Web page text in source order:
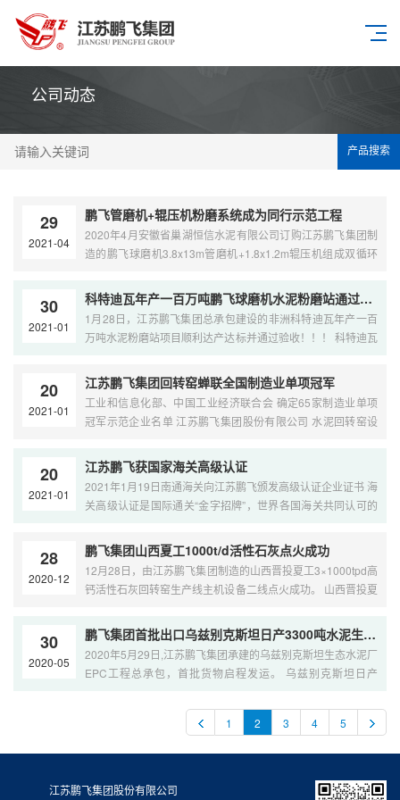
公司动态
产品搜索
29
2021-04
鹏飞管磨机+辊压机粉磨系统成为同行示范工程
2020年4月安徽省巢湖恒信水泥有限公司订购江苏鹏飞集团制
造的鹏飞球磨机3.8x13m管磨机+1.8x1.2m辊压机组成双循环
2021年3月粉磨系统42.5级水泥台产达到265吨/小时，52.5级
水泥台产达220吨/小时。同时，生产工艺稳定，水泥品质很
好，得到了同行专家的充分肯定，厂区环境极大提升，成为全
国水泥行业联合水泥球磨机+水泥辊压机粉磨节能减排的样
⑴在不外掺矿粉，生产PO42.5水泥时，粉磨台时产量为
265t/h，综合粉磨电耗20.1KWh/t； ⑵外掺加15%矿粉，生产
PO42.5水泥，系统台时产量可达305t/h，综合粉磨电耗低至
耗低至27.6KWh/t。 全国各地水泥粉磨行业领导及知名装备厂
家前来参观、学习、调研鹏飞球磨机水泥粉磨生产线络绎不
绝。 2021年3月21日河北武安市鼓山水泥有限公司魏忠明总经
理一行前来现场学习、参观、考察。 2021年3月23日江苏昆山
察。 2021年3月24日江阴绮星水泥有限公司刘德旗总经理一行
来现场学习、参观、调研。 2021年4月8日，巢湖市应急管理
局领导来现场视察，对生产现场车间卫生车间走线车间安全标
理及全国水泥协会粉磨分会副理事长周炳炎一行来现场学习调
研 2021年4月12日，合肥水泥设计研究院杨总一行来现场参
观、调研 2021年4月13日，安徽省巢湖市亿利达建材科技有限
2021年4月16日，四平金隅水泥有限公司孙总及其团队来现场
学习、参观。 鹏飞集团双闭路内循环半终粉磨新工艺具有流程
线的应用，也适用于老线系统的改造。江苏鹏飞与巢湖恒信精
诚合作，采用先进联合粉磨新技术，相互学习、共同提高，为
30
2021-01
科特迪瓦年产一百万吨鹏飞球磨机水泥粉磨站通过验收
1月28日，江苏鹏飞集团总承包建设的非洲科特迪瓦年产一百
万吨水泥粉磨站项目顺利达产达标并通过验收！！！ 科特迪瓦
迪瓦财政部长亲自剪彩揭牌 江苏鹏飞集团是全球工业窑炉和节
能粉磨设备出口基地，建材行业“一带一路”战略和“国际产能合
作”典范企业。具有装备研发、设备安装、工程调试、技术服务
等工程总承包能力，企业建有国家技术中心、研究生工作站等
制造业单项冠军示范企业。主要产品鹏飞回转窑、鹏飞球磨
机、石灰回转窑、红土镍矿回转窑、辊压机、烘干机、立式
磨、立式磨煤机、大型矿用球磨机、陶瓷球磨机、垃圾焚烧
口哈萨克斯坦、德国、阿尔及利亚、南非、巴西、日本等60多
个国家。 江苏鹏飞集团为全球用户提供长久技术支持和配件供
应，精心制造江苏鹏飞回转窑大齿轮、江苏鹏飞回转窑小齿
轮、江苏鹏飞回转窑托轮，江苏鹏飞回转窑合金衬瓦、江苏鹏
轮等全部江苏鹏飞回转窑配件、江苏鹏飞球磨机配件。 服务专
线：139-1285-1990 ....
20
2021-01
江苏鹏飞集团回转窑蝉联全国制造业单项冠军
工业和信息化部、中国工业经济联合会 确定65家制造业单项
冠军示范企业名单 江苏鹏飞集团股份有限公司 水泥回转窑设
部十三五规划品牌评价目录产品，鹏飞回转窑制造能力、规模
总量在行业排名前列。鹏飞同时实现回转窑在石灰回转窑，铁
矿回转窑、镍矿回转窑、锂矿等冶金回转窑，碳酸钙回转窑、
煤化工回转窑，环保回转窑、固废回转窑等多领域的应用。江
台。 江苏鹏飞集团股份有限公司致力于节能储能、资源综合利
用等新技术的研发，建立国家企业技术中心、省工程技术研究
中心等创新研发平台。完成国家产业振兴、国家火炬计划、国
窑》、《水泥工业用立式磨》、《水泥工业用辊压机》、《水
泥工业用管磨机》、《新型干法水泥生产成套装备技术要求》
等10多项国家标准、行业标准起草，主导产品回转窑系统、粉
磨设备、水泥生产线，技术处于国内同行业先进水平，荣获全
江苏鹏飞集团股份有限公司建立的国家企业技术中心，参与7
项国家标准和18项行业标准的起草制定，开发镍铁还原窑、煤
清洁高效提质窑、固废危废处置回转窑、石灰煅烧回转窑、金
矿冶炼回转窑、锂电池回转窑等新产品200多台套，成功应用
于上海宝钢、鼎新集团、江苏德龙、龙城集团、中科合成油、
20
2021-01
江苏鹏飞获国家海关高级认证
2021年1月19日南通海关向江苏鹏飞颁发高级认证企业证书 海
关高级认证是国际通关“金字招牌”，世界各国海关共同认可的
国际最认可”海关最高通关便利优惠。AEO国家或者地区海关
的国际互认，为企业在国际上树立了守信经营企业的良好形
象，提升国际贸易信誉和市场竞争力，有利于更好的拓展国际
市场。 鹏飞集团主动融入国内国际双循环，构建发展新格局。
训，学习法律法规，货物贸易安全专业知识。对照认证标准，
理顺公司进出口业务流程，保证认证工作的顺利推进，促进企
业管理跃上一个新高度。 鹏飞集团是全球工业窑炉和节能粉磨
企业。具有装备研发、设备安装、工程调试、技术服务等工程
总承包能力，企业建有国家技术中心、研究生工作站等创新研
窑、红土镍矿回转窑、辊压机、烘干机、立式磨、立式磨煤
28
2020-12
鹏飞集团山西夏工1000t/d活性石灰点火成功
12月28日，由江苏鹏飞集团制造的山西晋投夏工3×1000tpd高
钙活性石灰回转窑生产线主机设备二线点火成功。 山西晋投夏
Φ4.88×70m回转窑、Φ14.5×4.260m竖式预热器和
5.2×5.5×10.3m竖式冷却机等主机设备制造、安装，顺利完成
设备运行调试和达标生产测试。 项目采用先进的活性石灰回转
窑生产工艺和技术装备，严格执行国家产业和环保政策，坚持
工建材公司团结协作、精心组织、安全文明施工，确保工程施
工进度计划的落实和工程质量，项目一次性点火成功。 晋投夏
工建材公司对鹏飞集团石灰回转窑、预热器、冷却机等主机设
球工业窑炉和节能粉磨设备出口基地，建材行业“一带一路”战
30
2020-05
鹏飞集团首批出口乌兹别克斯坦日产3300吨水泥生产线设备发运
2020年5月29日,江苏鹏飞集团承建的乌兹别克斯坦生态水泥厂
EPC工程总承包，首批货物启程发运。 乌兹别克斯坦日产
施工、设备成套、安装调试、达产达标等成套项目服务，鹏飞
集团将把乌兹别克斯坦日产3300吨熟料水泥生产线项目打造成
哈萨克斯坦、巴基斯坦、印度、埃塞俄比亚、赞比亚、阿尔及
1 2 3 4 5
江苏鹏飞集团股份有限公司